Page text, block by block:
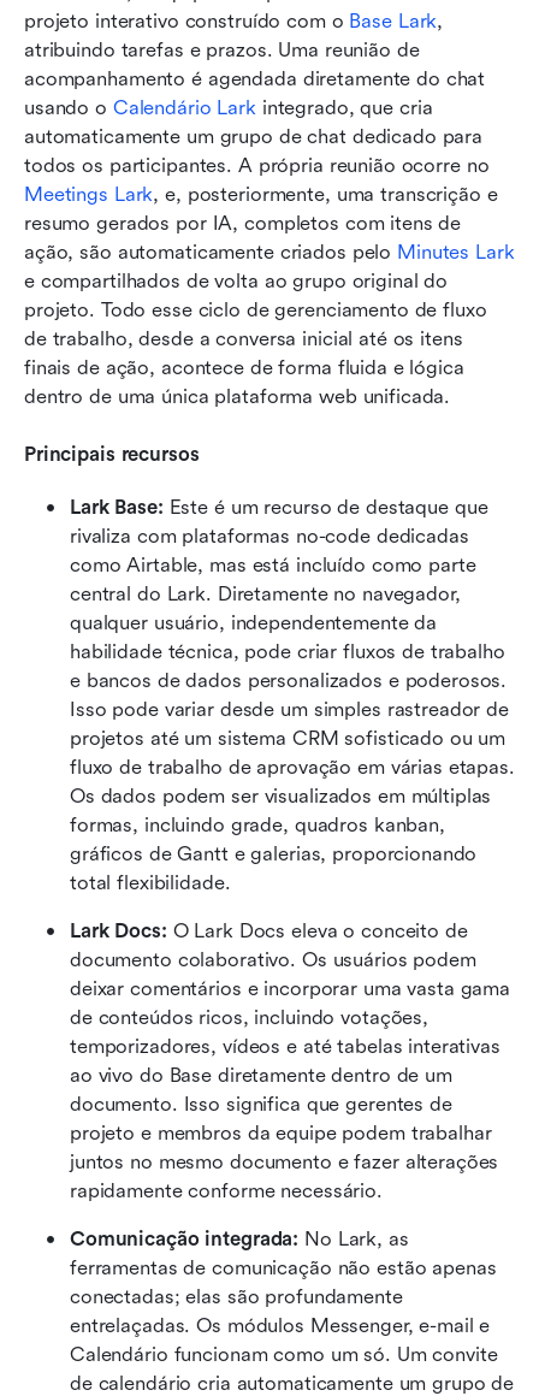
projeto interativo construído com o Base Lark,
atribuindo tarefas e prazos. Uma reunião de
acompanhamento é agendada diretamente do chat
usando o Calendário Lark integrado, que cria
automaticamente um grupo de chat dedicado para
Meetings Lark, e, posteriormente, uma transcrição e
resumo gerados por IA, completos com itens de
ação, são automaticamente criados pelo Minutes Lark
e compartilhados de volta ao grupo original do
projeto. Todo esse ciclo de gerenciamento de fluxo
de trabalho, desde a conversa inicial até os itens
finais de ação, acontece de forma fluida e lógica
dentro de uma única plataforma web unificada.
Principais recursos
Lark Base: Este é um recurso de destaque que
rivaliza com plataformas no-code dedicadas
como Airtable, mas está incluído como parte
central do Lark. Diretamente no navegador,
qualquer usuário, independentemente da
habilidade técnica, pode criar fluxos de trabalho
e bancos de dados personalizados e poderosos.
Isso pode variar desde um simples rastreador de
projetos até um sistema CRM sofisticado ou um
fluxo de trabalho de aprovação em várias etapas.
Os dados podem ser visualizados em múltiplas
formas, incluindo grade, quadros kanban,
gráficos de Gantt e galerias, proporcionando
total flexibilidade.
Lark Docs: O Lark Docs eleva o conceito de
documento colaborativo. Os usuários podem
deixar comentários e incorporar uma vasta gama
de conteúdos ricos, incluindo votações,
temporizadores, vídeos e até tabelas interativas
ao vivo do Base diretamente dentro de um
documento. Isso significa que gerentes de
projeto e membros da equipe podem trabalhar
juntos no mesmo documento e fazer alterações
rapidamente conforme necessário.
Comunicação integrada: No Lark, as
ferramentas de comunicação não estão apenas
conectadas; elas são profundamente
entrelaçadas. Os módulos Messenger, e-mail e
Calendário funcionam como um só. Um convite
de calendário cria automaticamente um grupo de